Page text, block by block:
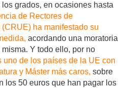
grados, en ocasiones hasta
de Rectores de
ha manifestado su
acordando una moratoria
Y todo ello, por no
uno de los países de la UE con
y Máster más caros, sobre
los 50 euros que han pagar los